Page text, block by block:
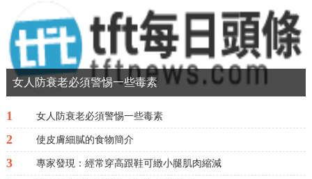
于一種營銷手段...
女人防衰老必須警惕一些毒素
1 女人防衰老必須警惕一些毒素
2 使皮膚細膩的食物簡介
3 專家發現：經常穿高跟鞋可緻小腿肌肉縮減